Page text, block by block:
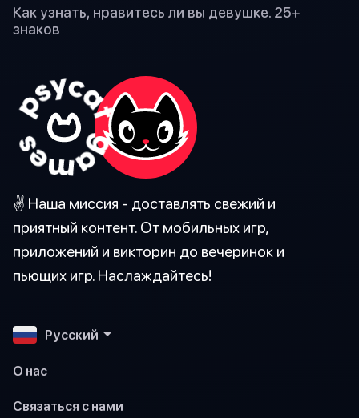
Как узнать, нравитесь ли вы девушке. 25+
знаков
✌️ Наша миссия - доставлять свежий и
приятный контент. От мобильных игр,
приложений и викторин до вечеринок и
пьющих игр. Наслаждайтесь!
Pусский
О нас
Связаться с нами